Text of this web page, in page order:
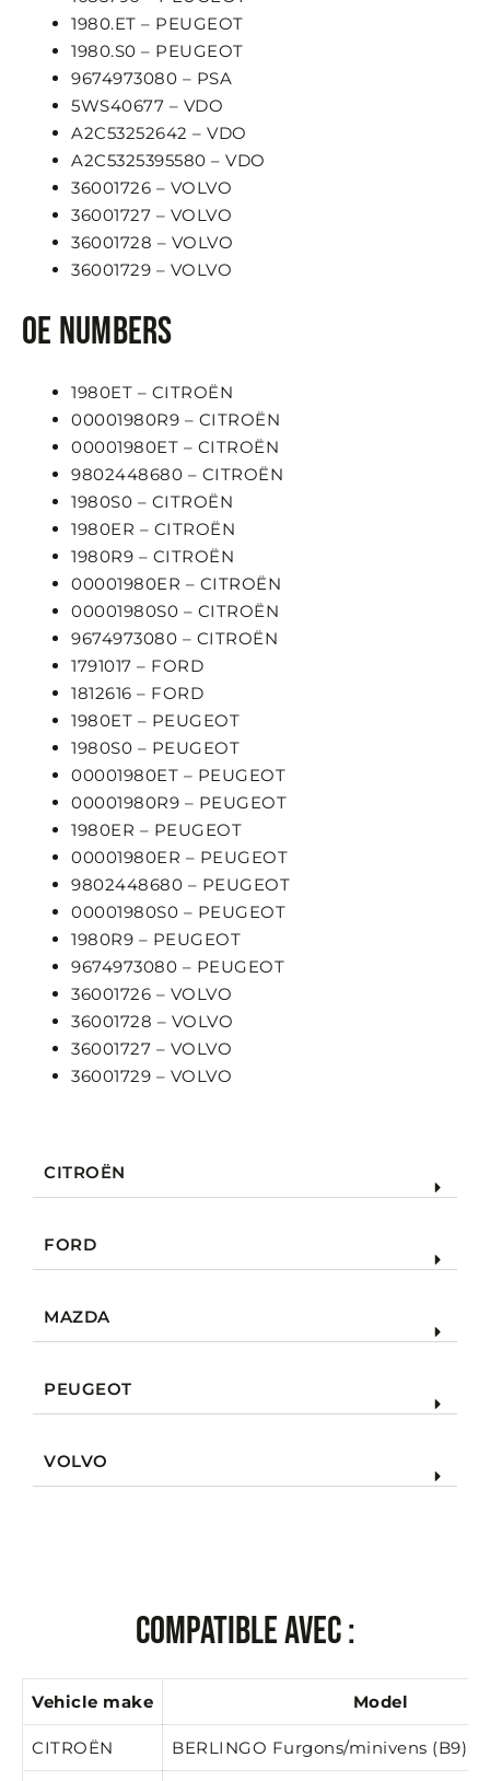
1980.ET – PEUGEOT
1980.S0 – PEUGEOT
9674973080 – PSA
5WS40677 – VDO
A2C53252642 – VDO
A2C5325395580 – VDO
36001726 – VOLVO
36001727 – VOLVO
36001728 – VOLVO
36001729 – VOLVO
OE numbers
1980ET – CITROËN
00001980R9 – CITROËN
00001980ET – CITROËN
9802448680 – CITROËN
1980S0 – CITROËN
1980ER – CITROËN
1980R9 – CITROËN
00001980ER – CITROËN
00001980S0 – CITROËN
9674973080 – CITROËN
1791017 – FORD
1812616 – FORD
1980ET – PEUGEOT
1980S0 – PEUGEOT
00001980ET – PEUGEOT
00001980R9 – PEUGEOT
1980ER – PEUGEOT
00001980ER – PEUGEOT
9802448680 – PEUGEOT
00001980S0 – PEUGEOT
1980R9 – PEUGEOT
9674973080 – PEUGEOT
36001726 – VOLVO
36001728 – VOLVO
36001727 – VOLVO
36001729 – VOLVO
CITROËN
FORD
MAZDA
PEUGEOT
VOLVO
Compatible avec :
Vehicle make Model
CITROËN BERLINGO Furgons/minivens (B9)